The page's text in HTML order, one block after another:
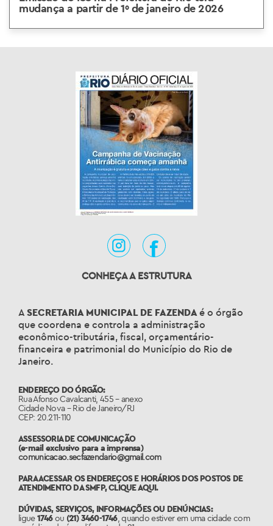
mudança a partir de 1º de janeiro de 2026
CONHEÇA A ESTRUTURA
A SECRETARIA MUNICIPAL DE FAZENDA é o órgão
que coordena e controla a administração
econômico-tributária, fiscal, orçamentário-
financeira e patrimonial do Município do Rio de
Janeiro.
ENDEREÇO DO ÓRGÃO:
Rua Afonso Cavalcanti, 455 – anexo
Cidade Nova – Rio de Janeiro/RJ
CEP: 20.211-110
ASSESSORIA DE COMUNICAÇÃO
(e-mail exclusivo para a imprensa)
comunicacao.secfazendario@gmail.com
PARA ACESSAR OS ENDEREÇOS E HORÁRIOS DOS POSTOS DE
ATENDIMENTO DA SMFP,CLIQUE AQUI.
DÚVIDAS, SERVIÇOS, INFORMAÇÕES OU DENÚNCIAS:
ligue1746ou (21) 3460-1746, quando estiver em uma cidade com